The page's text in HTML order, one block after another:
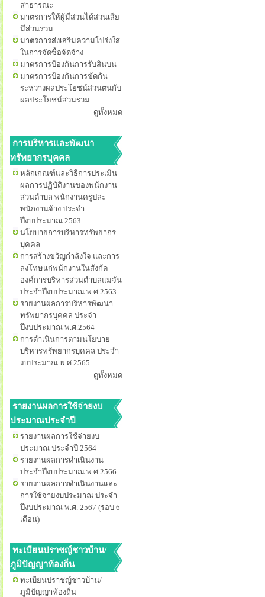
สาธารณะ
มาตรการให้ผู้มีส่วนได้ส่วนเสีย
มีส่วนร่วม
มาตรการส่งเสริมความโปร่งใส
ในการจัดซื้อจัดจ้าง
มาตรการป้องกันการรับสินบน
มาตรการป้องกันการขัดกัน
ระหว่างผลประโยชน์ส่วนตนกับ
ผลประโยชน์ส่วนรวม
ดูทั้งหมด
การบริหารและพัฒนา
ทรัพยากรบุคคล
หลักเกณฑ์และวิธีการประเมิน
ผลการปฏิบัติงานของพนักงาน
ส่วนตำบล พนักงานครูปละ
พนักงานจ้าง ประจำ
ปีงบประมาณ 2563
นโยบายการบริหารทรัพยากร
บุคคล
การสร้างขวัญกำลังใจ และการ
ลงโทษแก่พนักงานในสังกัด
องค์การบริหารส่วนตำบลแม่จัน
ประจำปีงบประมาณ พ.ศ.2563
รายงานผลการบริหารพัฒนา
ทรัพยากรบุคคล ประจำ
ปีงบประมาณ พ.ศ.2564
การดำเนินการตามนโยบาย
บริหารทรัพยากรบุคคล ประจำ
งบประมาณ พ.ศ.2565
ดูทั้งหมด
รายงานผลการใช้จ่ายงบ
ประมาณประจำปี
รายงานผลการใช้จ่ายงบ
ประมาณ ประจำปี 2564
รายงานผลการดำเนินงาน
ประจำปีงบประมาณ พ.ศ.2566
รายงานผลการดำเนินงานและ
การใช้จ่ายงบประมาณ ประจำ
ปีงบประมาณ พ.ศ. 2567 (รอบ 6
เดือน)
ทะเบียนปราชญ์ชาวบ้าน/
ภูมิปัญญาท้องถิ่น
ทะเบียนปราชญ์ชาวบ้าน/
ภูมิปัญญาท้องถิ่น